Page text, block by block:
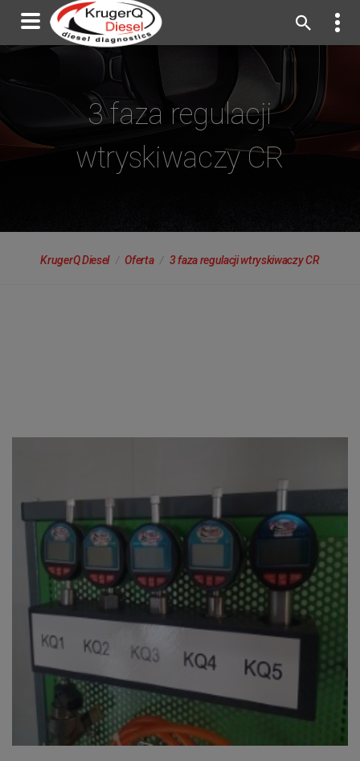
3 faza regulacji
wtryskiwaczy CR
KrugerQ Diesel Oferta 3 faza regulacji wtryskiwaczy CR